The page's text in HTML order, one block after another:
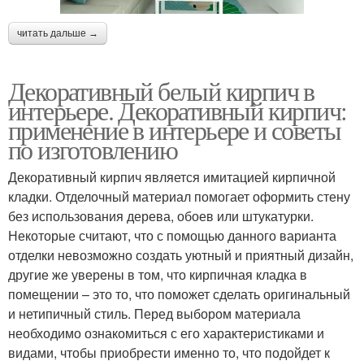
читать дальше →
Декоративный белый кирпич в
интерьере. Декоративный кирпич:
применение в интерьере и советы
по изготовлению
Декоративный кирпич является имитацией кирпичной
кладки. Отделочный материал помогает оформить стену
без использования дерева, обоев или штукатурки.
Некоторые считают, что с помощью данного варианта
отделки невозможно создать уютный и приятный дизайн,
другие же уверены в том, что кирпичная кладка в
помещении – это то, что поможет сделать оригинальный
и нетипичный стиль. Перед выбором материала
необходимо ознакомиться с его характеристиками и
видами, чтобы приобрести именно то, что подойдет к